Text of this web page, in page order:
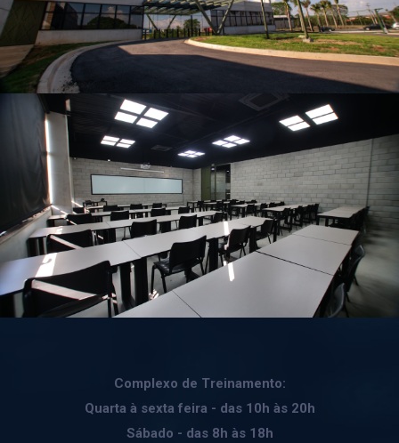
Complexo de Treinamento:
Quarta à sexta feira - das 10h às 20h
Sábado - das 8h às 18h